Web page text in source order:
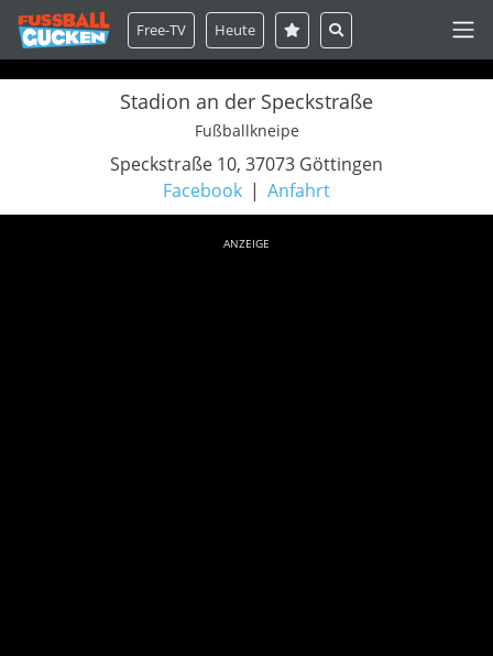
Free-TV Heute
Stadion an der Speckstraße
Fußballkneipe
Speckstraße 10, 37073 Göttingen
Facebook
Anfahrt
ANZEIGE